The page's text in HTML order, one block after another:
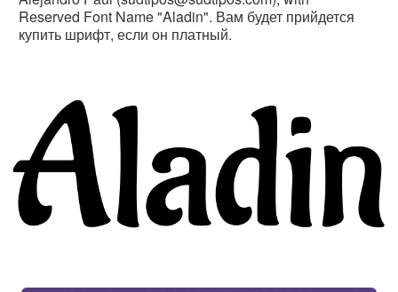
Reserved Font Name "Aladin". Вам будет прийдется
купить шрифт, если он платный.